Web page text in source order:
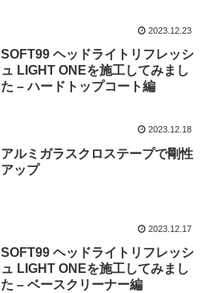
2023.12.23
SOFT99 ヘッドライトリフレッシ
ュ LIGHT ONEを施工してみまし
た – ハードトップコート編
2023.12.18
アルミガラスクロステープで剛性
アップ
2023.12.17
SOFT99 ヘッドライトリフレッシ
ュ LIGHT ONEを施工してみまし
た – ベースクリーナー編